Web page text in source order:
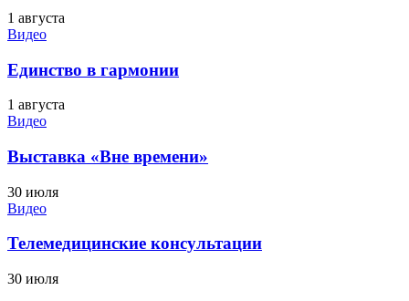
1 августа
Видео
Единство в гармонии
1 августа
Видео
Выставка «Вне времени»
30 июля
Видео
Телемедицинские консультации
30 июля